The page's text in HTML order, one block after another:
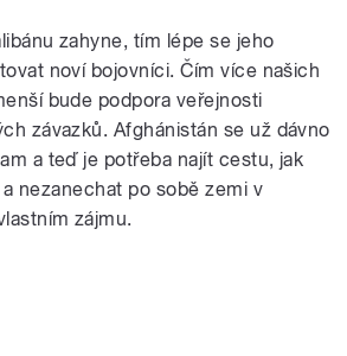
zahyne, tím lépe se jeho
noví bojovníci. Čím více našich
bude podpora veřejnosti
závazků. Afghánistán se už dávno
a teď je potřeba najít cestu, jak
nezanechat po sobě zemi v
zájmu.